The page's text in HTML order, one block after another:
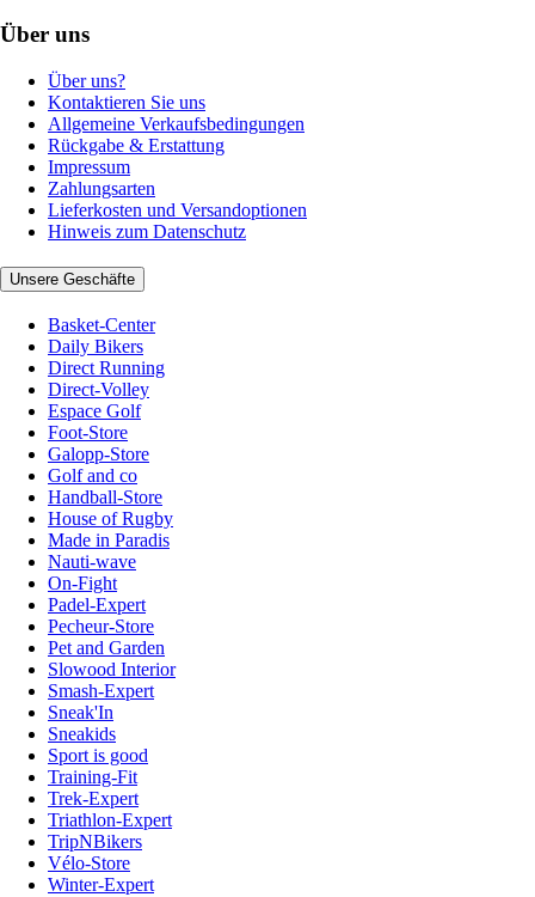
Über uns
Über uns?
Kontaktieren Sie uns
Allgemeine Verkaufsbedingungen
Rückgabe & Erstattung
Impressum
Zahlungsarten
Lieferkosten und Versandoptionen
Hinweis zum Datenschutz
Unsere Geschäfte
Basket-Center
Daily Bikers
Direct Running
Direct-Volley
Espace Golf
Foot-Store
Galopp-Store
Golf and co
Handball-Store
House of Rugby
Made in Paradis
Nauti-wave
On-Fight
Padel-Expert
Pecheur-Store
Pet and Garden
Slowood Interior
Smash-Expert
Sneak'In
Sneakids
Sport is good
Training-Fit
Trek-Expert
Triathlon-Expert
TripNBikers
Vélo-Store
Winter-Expert